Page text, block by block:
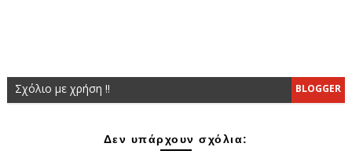
BLOGGER
Σχόλιο με χρήση !!
Δεν υπάρχουν σχόλια: